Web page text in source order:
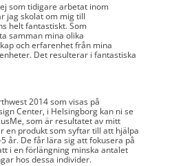
som tidigare arbetat inom
jag skolat om mig till
helt fantastiskt. Som
samman mina olika
och erfarenhet från mina
Det resulterar i fantastiska
2014 som visas på
Center, i Helsingborg kan ni se
som är resultatet av mitt
en produkt som syftar till att hjälpa
år. De får lära sig att fokusera på
i en förlängning minska antalet
hos dessa individer.